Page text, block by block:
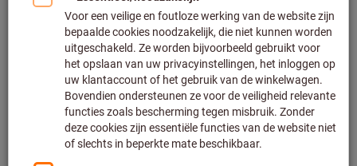
Leverbaar
4 varianten
vanaf
€ 269,00
Excl. BTW Excl. verzendkosten
Naar de varianten